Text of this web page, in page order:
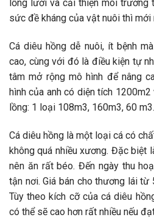
lồng lưới và cải thiện môi trường
sức đề kháng của vật nuôi thì mới
Cá diêu hồng dễ nuôi, ít bệnh
cao, cùng với đó là điều kiện tự
tâm mở rộng mô hình để nâng
hình của anh có diện tích
lồng: 1 loại 108m3, 160m3, 60 m3.
Cá diêu hồng là một loại cá có
không quá nhiều xương. Đặc biệt
nên ăn rất béo. Đến ngày thu
tận nơi. Giá bán cho thương lái
Tùy theo kích cỡ của cá diêu
có thể sẽ cao hơn rất nhiều nếu